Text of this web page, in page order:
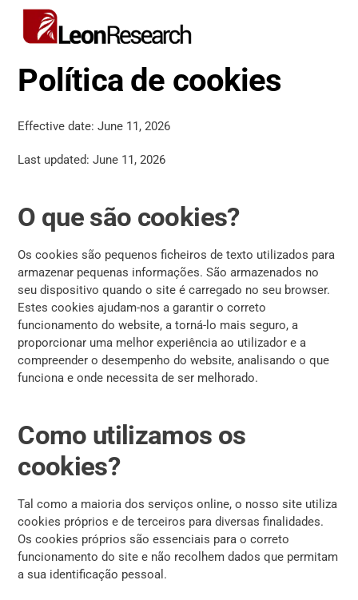
content
Política de cookies
Effective date: June 11, 2026
Last updated: June 11, 2026
O que são cookies?
Os cookies são pequenos ficheiros de texto utilizados para
armazenar pequenas informações. São armazenados no
seu dispositivo quando o site é carregado no seu browser.
Estes cookies ajudam-nos a garantir o correto
funcionamento do website, a torná-lo mais seguro, a
proporcionar uma melhor experiência ao utilizador e a
compreender o desempenho do website, analisando o que
funciona e onde necessita de ser melhorado.
Como utilizamos os
cookies?
Tal como a maioria dos serviços online, o nosso site utiliza
cookies próprios e de terceiros para diversas finalidades.
Os cookies próprios são essenciais para o correto
funcionamento do site e não recolhem dados que permitam
a sua identificação pessoal.